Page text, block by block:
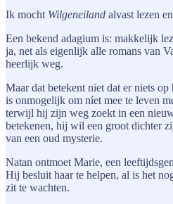
Ik mocht Wilgeneiland alvast lezen
Een bekend adagium is: makkelijk
ja, net als eigenlijk alle romans van
heerlijk weg.
Maar dat betekent niet dat er niets
is onmogelijk om níet mee te leven
terwijl hij zijn weg zoekt in een
betekenen, hij wil een groot dichter
van een oud mysterie.
Natan ontmoet Marie, een
Hij besluit haar te helpen, al is het
zit te wachten.